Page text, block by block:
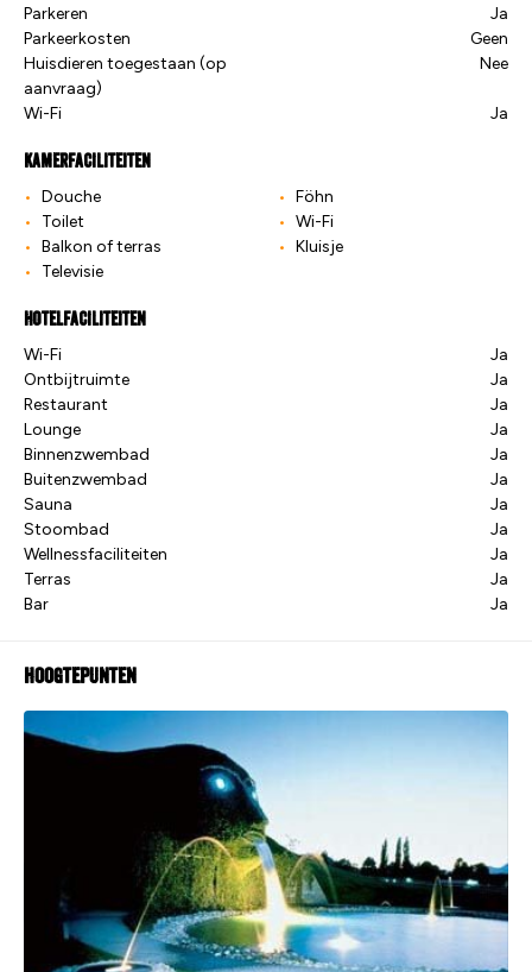
Parkeren
Ja
Parkeerkosten
Geen
Huisdieren toegestaan (op
aanvraag)
Nee
Wi-Fi Ja
Kamerfaciliteiten
Douche
Föhn
Toilet
Wi-Fi
Balkon of terras
Kluisje
Televisie
Hotelfaciliteiten
Wi-Fi
Ja
Ontbijtruimte
Ja
Restaurant
Ja
Lounge
Ja
Binnenzwembad
Ja
Buitenzwembad
Ja
Sauna
Ja
Stoombad
Ja
Wellnessfaciliteiten
Ja
Terras
Ja
Bar
Ja
Hoogtepunten